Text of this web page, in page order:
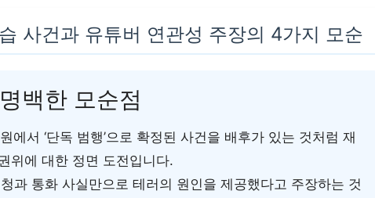
사건과 유튜버 연관성 주장의 4가지 모순
백한 모순점
에서 ‘단독 범행’으로 확정된 사건을 배후가 있는 것처럼 재
위에 대한 정면 도전입니다.
과 통화 사실만으로 테러의 원인을 제공했다고 주장하는 것